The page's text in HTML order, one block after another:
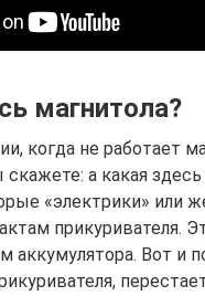
магнитола?
когда не работает
а какая
«электрики» или
прикуривателя.
аккумулятора. Вот и